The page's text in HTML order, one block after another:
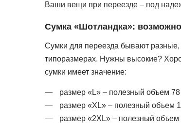
Ваши вещи при переезде – под
Сумка «Шотландка»:
Сумки для переезда бывают
типоразмерах. Нужны высокие?
сумки имеет значение:
размер «L» – полезный объем 78
размер «ХL» – полезный объем
размер «2ХL» – полезный объем